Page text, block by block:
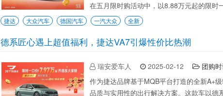
在五月限时购活动中，以8.88万元起的限时
捷达 大众汽车 德国汽车 一汽大众 全新
德系匠心遇上超值福利，捷达VA7引爆性价比热潮
瑞安爱车人 2025-02-12 团购
作为捷达品牌基于MQB平台打造的全新A+
品质与实用性的出行解决方案。这款车以